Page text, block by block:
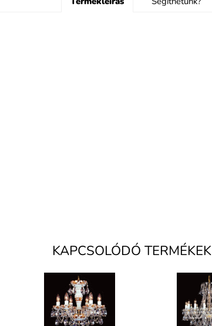
KAPCSOLÓDÓ TERMÉKEK